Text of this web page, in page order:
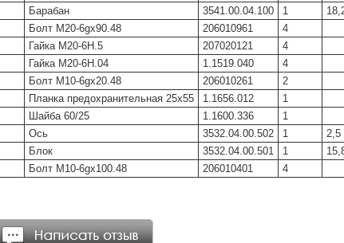
Барабан 3541.00.04.100 1
Болт М20-6gх90.48 206010961
4
Гайка М20-6Н.5 207020121
4
Гайка М20-6Н.04 1.1519.040
4
Болт М10-6gх20.48 206010261
2
Планка предохранительная 25х55 1.1656.012
1
Шайба 60/25 1.1600.336
1
Ось 3532.04.00.502 1
2,5
Блок 3532.04.00.501 1
Болт М10-6gх100.48 206010401 4